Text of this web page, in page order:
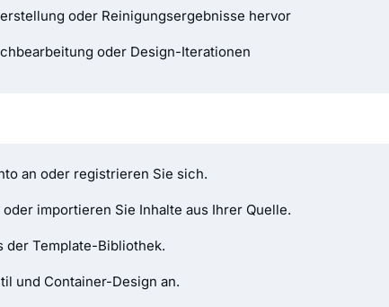
oder Reinigungsergebnisse hervor
oder Design-Iterationen
an oder registrieren Sie sich.
importieren Sie Inhalte aus Ihrer Quelle.
der Template-Bibliothek.
und Container-Design an.